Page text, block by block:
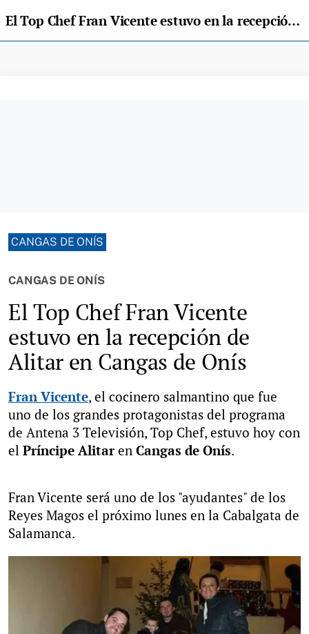
El Top Chef Fran Vicente estuvo en la recepción de Alitar en Cangas de Onís
CANGAS DE ONÍS
CANGAS DE ONÍS
El Top Chef Fran Vicente
estuvo en la recepción de
Alitar en Cangas de Onís
Fran Vicente, el cocinero salmantino que fue
uno de los grandes protagonistas del programa
de Antena 3 Televisión, Top Chef, estuvo hoy con
el Príncipe Alitar en Cangas de Onís.
Fran Vicente será uno de los "ayudantes" de los
Reyes Magos el próximo lunes en la Cabalgata de
Salamanca.